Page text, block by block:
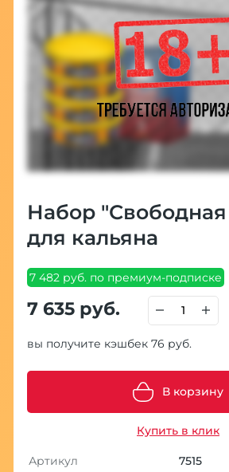
Набор "Свободная
для кальяна
7 482 руб. по премиум-подписке
7 635 руб.
вы получите кэшбек 76 руб.
В корзину
Купить в клик
Артикул
7515